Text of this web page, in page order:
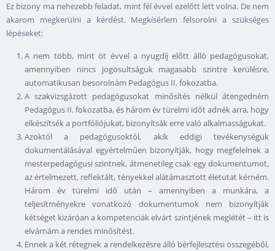
Ez bizony ma nehezebb feladat, mint fél évvel ezelőtt lett volna. De nem
akarom megkerülni a kérdést. Megkísérlem felsorolni a szükséges
lépéseket:
A nem több, mint öt évvel a nyugdíj előtt álló pedagógusokat,
amennyiben nincs jogosultságuk magasabb szintre kerülésre,
automatikusan besorolnám Pedagógus II. fokozatba.
A szakvizsgázott pedagógusokat minősítés nélkül átengedném
Pedagógus II. fokozatba, és három év türelmi időt adnék arra, hogy
elkészítsék a portfóliójukat, bizonyítsák erre való alkalmasságukat.
Azoktól a pedagógusoktól, akik eddigi tevékenységük
dokumentálásával egyértelműen bizonyítják, hogy megfelelnek a
mesterpedagógusi szintnek, átmenetileg csak egy dokumentumot,
az értelmezett, reflektált, tényekkel alátámasztott életutat kérném.
Három év türelmi idő után – amennyiben a munkára, a
teljesítményekre vonatkozó dokumentumok nem bizonyítják
kétséget kizáróan a kompetenciák elvárt szintjének meglétét – itt is
elvárnám a rendes minősítést.
Ennek a két rétegnek a rendelkezésre álló bérfejlesztési összegéből,